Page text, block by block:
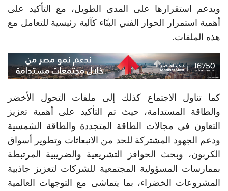
ويدعم استقرارها على المدى الطويل، مع التأكيد على
أهمية استمرار الحوار الفني البنّاء كآلية رئيسية للتعامل مع
هذه الملفات.
كما تناول الاجتماع كذلك إلى ملفات التحول الأخضر
والطاقة المستدامة، حيث تم التأكيد على أهمية تعزيز
التعاون في مجالات الطاقة المتجددة والطاقة الشمسية
ودعم الجهود المشتركة للحد من الانبعاثات وتطوير أسواق
الكربون، وبحث الحوافز التشريعية والضريبية المرتبطة
بممارسات المسؤولية المجتمعية للشركات لتعزيز جاذبية
المشروعات الخضراء، بما يتماشى مع التوجهات العالمية